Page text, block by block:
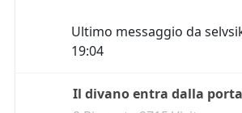
Ultimo messaggio da
19:04
Il divano entra dalla